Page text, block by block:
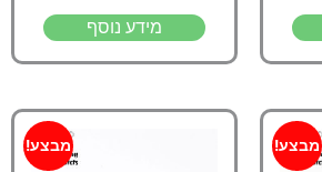
מידע נוסף
מבצע! מבצע!